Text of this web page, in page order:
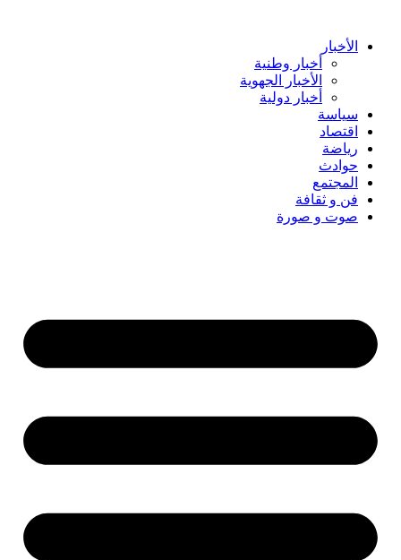
content الأخبار
أخبار وطنية
الأخبار الجهوية
أخبار دولية
سياسة
اقتصاد
رياضة
حوادث
المجتمع
فن و ثقافة
صوت و صورة